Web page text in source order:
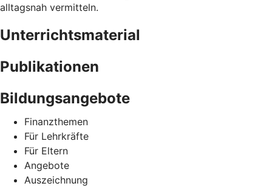
alltagsnah vermitteln.
Unterrichtsmaterial
Publikationen
Bildungsangebote
Finanzthemen
Für Lehrkräfte
Für Eltern
Angebote
Auszeichnung